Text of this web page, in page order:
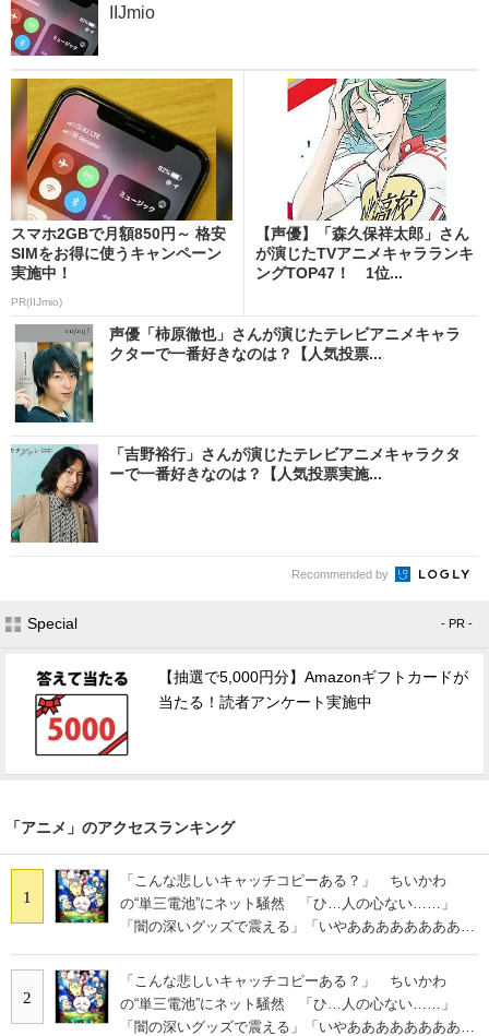
IIJmio
スマホ2GBで月額850円～ 格安
SIMをお得に使うキャンペーン
実施中！
PR(IIJmio)
【声優】「森久保祥太郎」さん
が演じたTVアニメキャラランキ
ングTOP47！ 1位...
声優「柿原徹也」さんが演じたテレビアニメキャラ
クターで一番好きなのは？【人気投票...
「吉野裕行」さんが演じたテレビアニメキャラクタ
ーで一番好きなのは？【人気投票実施...
Recommended by
Special - PR -
【抽選で5,000円分】Amazonギフトカードが
当たる！読者アンケート実施中
「アニメ」のアクセスランキング
1
「こんな悲しいキャッチコピーある？」 ちいかわ
の“単三電池”にネット騒然 「ひ…人の心ない……」
「闇の深いグッズで震える」「いやあああああああああ
2
「こんな悲しいキャッチコピーある？」 ちいかわ
の“単三電池”にネット騒然 「ひ…人の心ない……」
「闇の深いグッズで震える」「いやあああああああああ